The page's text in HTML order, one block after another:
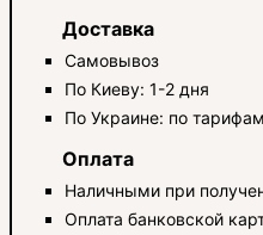
Доставка
Самовывоз
По Киеву: 1-2 дня
По Украине: по
Оплата
Наличными при
Оплата банковской